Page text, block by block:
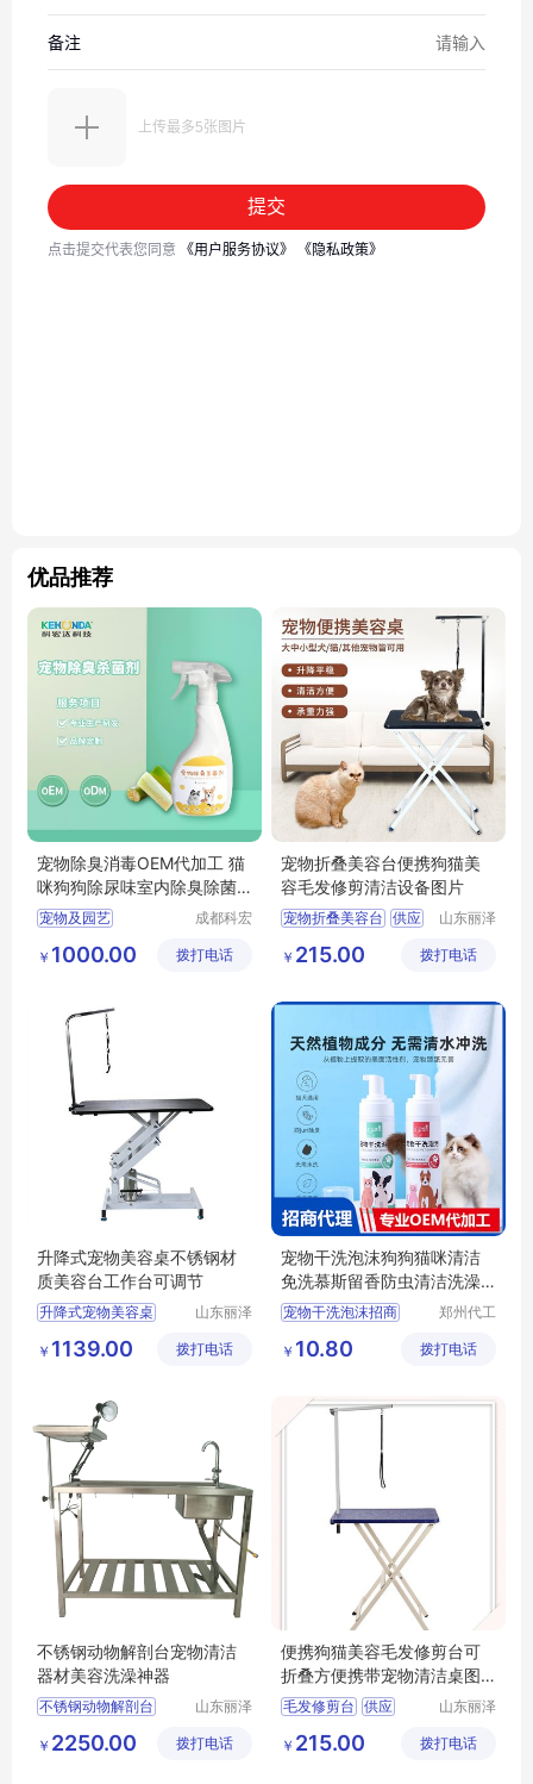
优品推荐
宠物除臭消毒OEM代加工 猫
咪狗狗除尿味室内除臭除菌
品牌定制
宠物及园艺
空气清新
成都科宏
限责任公
￥ 1000.00 拨打电话
宠物折叠美容台便携狗猫美
容毛发修剪清洁设备图片
宠物折叠美容台 供应
狗狗清洁美容工具
山东丽泽
有限公司
￥ 215.00 拨打电话
升降式宠物美容桌不锈钢材
质美容台工作台可调节
升降式宠物美容桌
狗狗及用品
山东丽泽
有限公司
￥ 1139.00 拨打电话
宠物干洗泡沫狗狗猫咪清洁
免洗慕斯留香防虫清洁洗澡
用品批发
宠物干洗泡沫招商
狗狗猫咪清洁慕斯代理
宠物洗澡用品批发
郑州代工
技有限公
￥ 10.80 拨打电话
不锈钢动物解剖台宠物清洁
器材美容洗澡神器
不锈钢动物解剖台
狗狗及用品
山东丽泽
有限公司
￥ 2250.00 拨打电话
便携狗猫美容毛发修剪台可
折叠方便携带宠物清洁桌图
片
毛发修剪台 供应
狗狗清洁美容工具
山东丽泽
有限公司
￥ 215.00 拨打电话